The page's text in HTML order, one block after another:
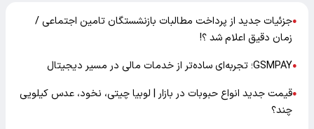
●جزئیات جدید از پرداخت مطالبات بازنشستگان تامین اجتماعی /
زمان دقیق اعلام شد ؟!
●GSMPAY؛ تجربه‌ای ساده‌تر از خدمات مالی در مسیر دیجیتال
●قیمت جدید انواع حبوبات در بازار | لوبیا چیتی، نخود، عدس کیلویی
چند؟